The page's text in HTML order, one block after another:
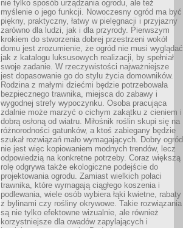
nie tylko sposób urządzania ogrodu, ale też
myślenie o jego funkcji. Nowoczesny ogród ma być
piękny, praktyczny, łatwy w pielęgnacji i przyjazny
zarówno dla ludzi, jak i dla przyrody. Pierwszym
krokiem do stworzenia dobrej przestrzeni wokół
domu jest zrozumienie, że ogród nie musi wyglądać
jak z katalogu luksusowych realizacji, by spełniał
swoje zadanie. W rzeczywistości najważniejsze
jest dopasowanie go do stylu życia domowników.
Rodzina z małymi dziećmi będzie potrzebowała
bezpiecznego trawnika, miejsca do zabawy i
wygodnej strefy wypoczynku. Osoba pracująca
zdalnie może marzyć o cichym zakątku z cieniem i
dobrą osłoną od wiatru. Miłośnik roślin skupi się na
różnorodności gatunków, a ktoś zabiegany będzie
szukał rozwiązań mało wymagających. Dobry ogród
nie jest więc kopiowaniem modnych trendów, lecz
odpowiedzią na konkretne potrzeby. Coraz większą
rolę odgrywa także ekologiczne podejście do
projektowania ogrodu. Zamiast wielkich połaci
trawnika, które wymagają ciągłego koszenia i
podlewania, wiele osób wybiera łąki kwietne, rabaty
z bylinami czy rośliny okrywowe. Takie rozwiązania
są nie tylko efektowne wizualnie, ale również
korzystniejsze dla owadów zapylających i